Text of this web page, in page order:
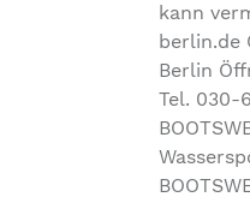
kann
berlin.de
Berlin
Tel. 030-